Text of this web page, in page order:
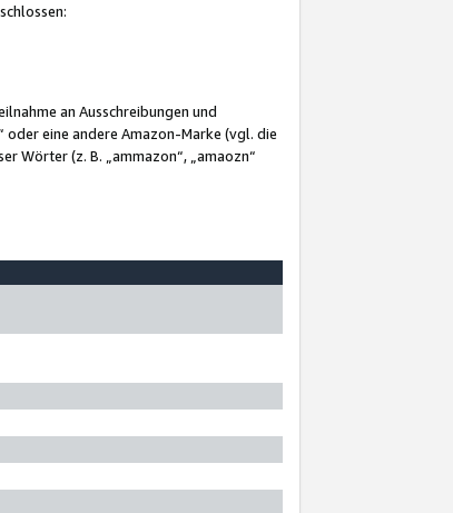
an Ausschreibungen und
eine andere Amazon-Marke (vgl. die
Wörter (z. B. „ammazon“, „amaozn“